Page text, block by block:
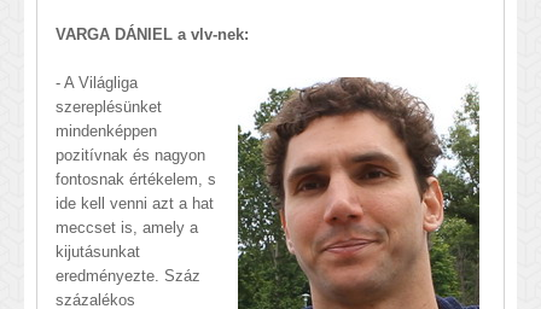
VARGA DÁNIEL a vlv-nek:
- A Világliga
szereplésünket
mindenképpen
pozitívnak és nagyon
fontosnak értékelem, s
ide kell venni azt a hat
meccset is, amely a
kijutásunkat
eredményezte. Száz
százalékos